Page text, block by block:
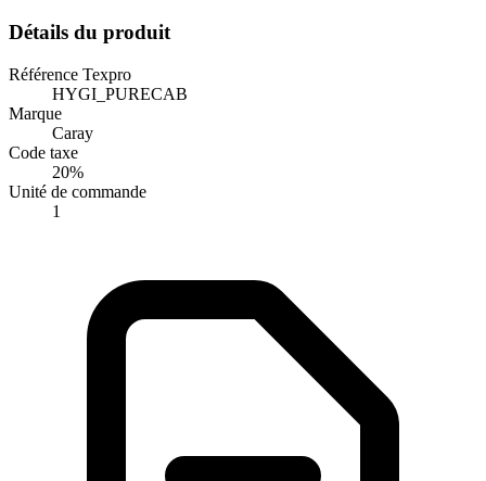
Détails du produit
Référence Texpro
HYGI_PURECAB
Marque
Caray
Code taxe
20%
Unité de commande
1